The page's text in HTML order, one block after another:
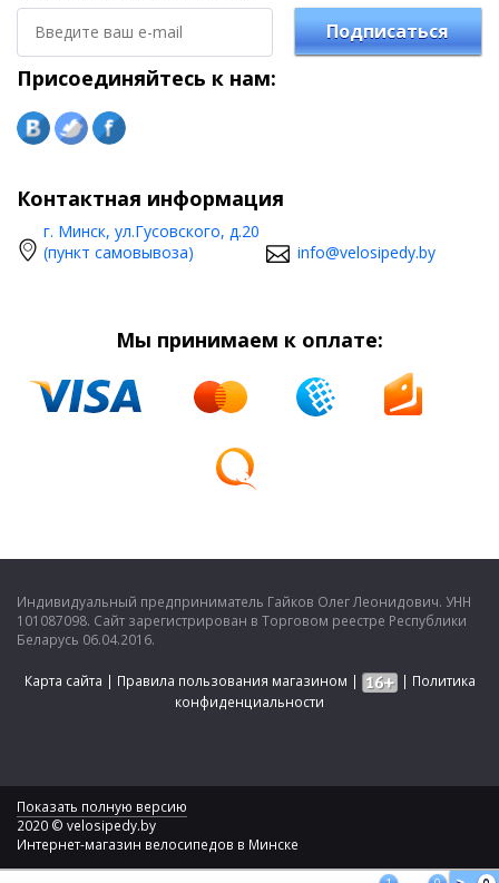
Подписаться
Присоединяйтесь к нам:
Контактная информация
г. Минск, ул.Гусовского, д.20
(пункт самовывоза)
info@velosipedy.by
Мы принимаем к оплате:
Индивидуальный предприниматель Гайков Олег Леонидович. УНН
101087098. Сайт зарегистрирован в Торговом реестре Республики
Беларусь 06.04.2016.
Карта сайта | Правила пользования магазином | | Политика
конфиденциальности
Показать полную версию
2020 © velosipedy.by
Интернет-магазин велосипедов в Минске